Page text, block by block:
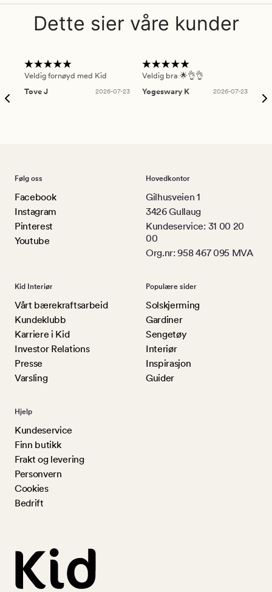
Dette sier våre kunder
Veldig fornøyd med Kid
Tove J
2026-07-23
Veldig bra 🌟👌👌
Yogeswary K
2026-07-23
Følg oss
Facebook
Instagram
Pinterest
Youtube
Hovedkontor
Gilhusveien 1
3426 Gullaug
Kundeservice: 31 00 20
00
Org.nr: 958 467 095 MVA
Kid Interiør
Vårt bærekraftsarbeid
Kundeklubb
Karriere i Kid
Investor Relations
Presse
Varsling
Populære sider
Solskjerming
Gardiner
Sengetøy
Interiør
Inspirasjon
Guider
Hjelp
Kundeservice
Finn butikk
Frakt og levering
Personvern
Cookies
Bedrift